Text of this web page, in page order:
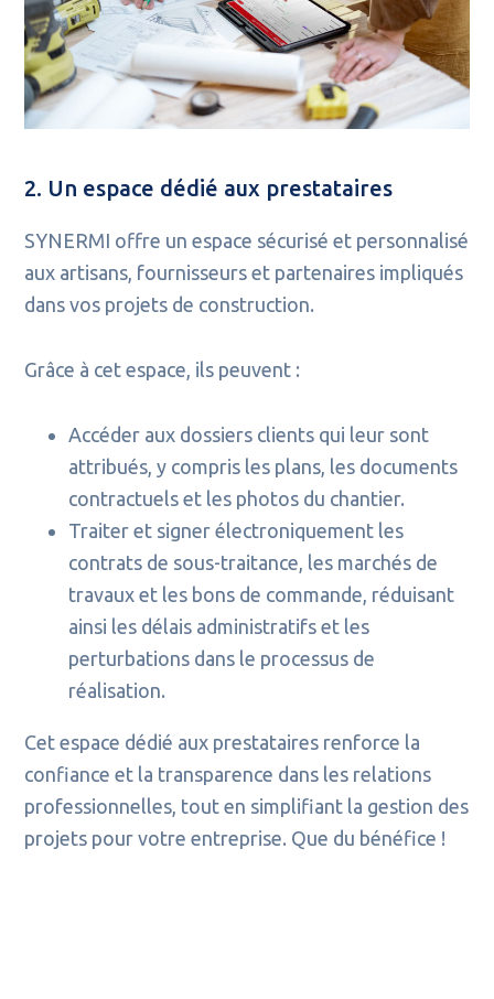
2. Un espace dédié aux prestataires
SYNERMI offre un espace sécurisé et personnalisé
aux artisans, fournisseurs et partenaires impliqués
dans vos projets de construction.
Grâce à cet espace, ils peuvent :
Accéder aux dossiers clients qui leur sont
attribués, y compris les plans, les documents
contractuels et les photos du chantier.
Traiter et signer électroniquement les
contrats de sous-traitance, les marchés de
travaux et les bons de commande, réduisant
ainsi les délais administratifs et les
perturbations dans le processus de
réalisation.
Cet espace dédié aux prestataires renforce la
confiance et la transparence dans les relations
professionnelles, tout en simplifiant la gestion des
projets pour votre entreprise. Que du bénéfice !